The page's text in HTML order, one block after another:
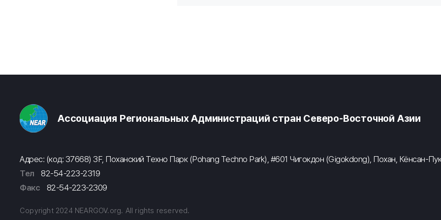
Ассоциация Региональных Администраций стран Северо-Восточной Азии
Адрес: (код: 37668) 3F, Поханский Техно Парк (Pohang Techno Park), #601 Чигокдон (Gigokdong), Похан, Кёнсан-
Тел
82-54-223-2319
Факс
82-54-223-2309
Copyright 2024 NEARGOV.org. All rights reserved.